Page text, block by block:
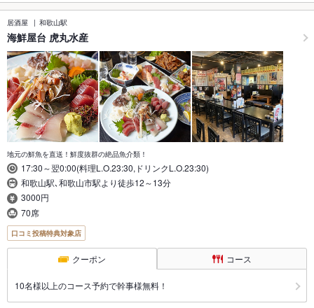
居酒屋 和歌山駅
海鮮屋台 虎丸水産
地元の鮮魚を直送！鮮度抜群の絶品魚介類！
17:30～翌0:00(料理L.O.23:30,ドリンクL.O.23:30)
和歌山駅､和歌山市駅より徒歩12～13分
3000円
70席
口コミ投稿特典対象店
クーポン コース
10名様以上のコース予約で幹事様無料！